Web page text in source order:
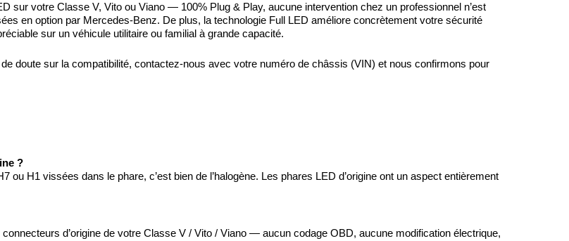
sur votre Classe V, Vito ou Viano — 100% Plug & Play, aucune intervention chez un professionnel n’est
en option par Mercedes-Benz. De plus, la technologie Full LED améliore concrètement votre sécurité
sur un véhicule utilitaire ou familial à grande capacité.
doute sur la compatibilité, contactez-nous avec votre numéro de châssis (VIN) et nous confirmons pour
?
H1 vissées dans le phare, c’est bien de l’halogène. Les phares LED d’origine ont un aspect entièrement
d’origine de votre Classe V / Vito / Viano — aucun codage OBD, aucune modification électrique,